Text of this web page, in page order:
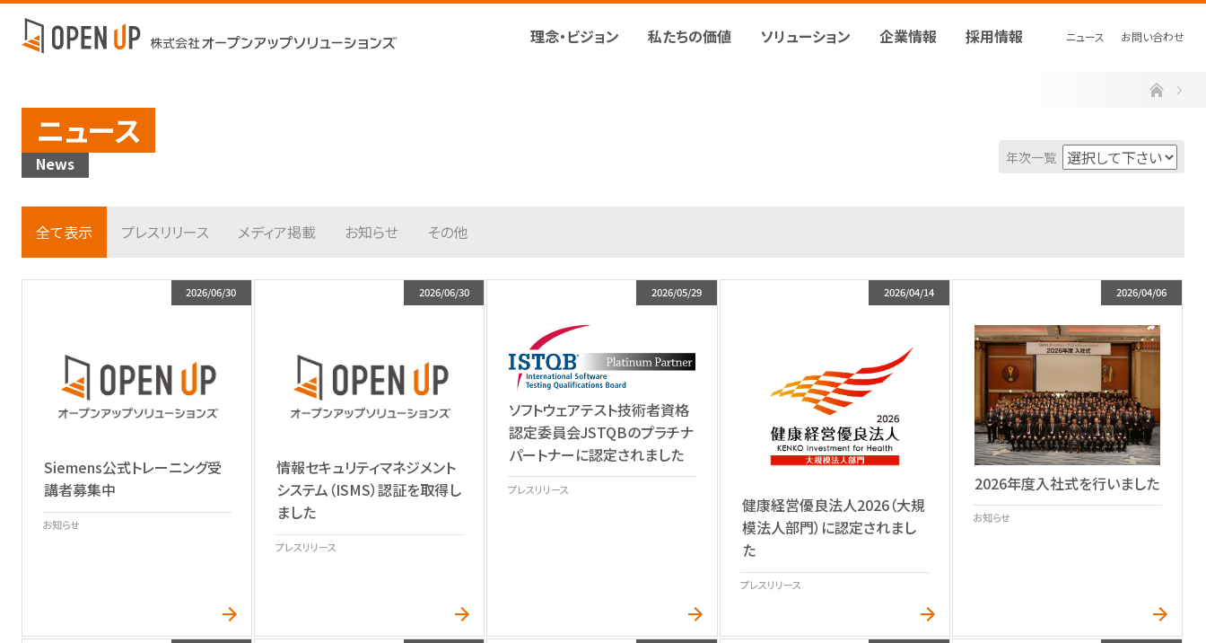
理念・ビジョン 私たちの価値 ソリューション 企業情報 採用情報 ニュース お問い合わせ
ホーム
ニュース
News 年次一覧
全て表示 プレスリリース メディア掲載 お知らせ その他
2026/06/30
Siemens公式トレーニング受
講者募集中
お知らせ
2026/06/30
情報セキュリティマネジメント
システム（ISMS）認証を取得し
ました
プレスリリース
2026/05/29
ソフトウェアテスト技術者資格
認定委員会JSTQBのプラチナ
パートナーに認定されました
プレスリリース
2026/04/14
健康経営優良法人2026（大規
模法人部門）に認定されまし
た
プレスリリース
2026/04/06
2026年度入社式を行いました
お知らせ